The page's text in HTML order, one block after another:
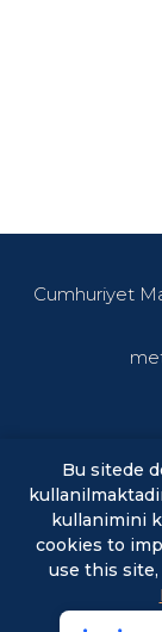
Cumhuriyet
En son
Bu sitede
kullanimini
cookies to
use this site,